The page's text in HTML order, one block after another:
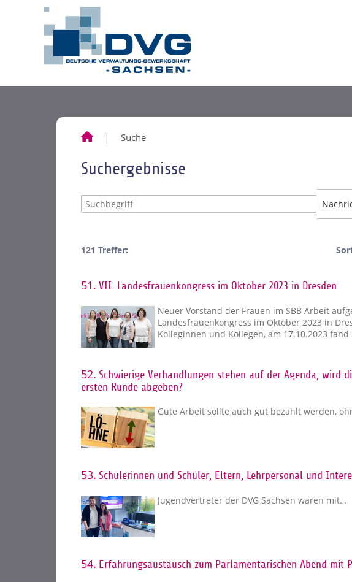
Suche
Suchergebnisse
121 Treffer:
51. VII. Landesfrauenkongress im Oktober 2023 in Dresden
Neuer Vorstand der Frauen im SBB Arbeit
Landesfrauenkongress im Oktober 2023 in
Kolleginnen und Kollegen, am 17.10.2023
52. Schwierige Verhandlungen stehen auf der Agenda, wird
ersten Runde abgeben?
Gute Arbeit sollte auch gut bezahlt werden,
53. Schülerinnen und Schüler, Eltern, Lehrpersonal und
Jugendvertreter der DVG Sachsen waren mit…
54. Erfahrungsaustausch zum Parlamentarischen Abend mit